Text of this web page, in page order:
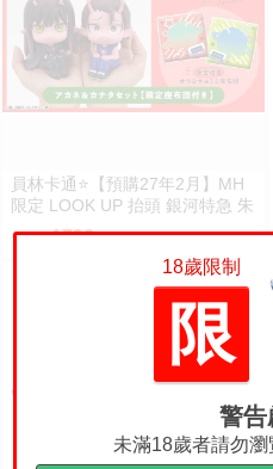
員林卡通⭐️【預購27年2月】MH
限定 LOOK UP 抬頭 銀河特急 朱
音 & 鐵多 套組附特典 0813
售價 1790
18歲限制
限
警告
未滿18歲者請勿